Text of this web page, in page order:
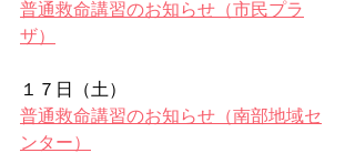
普通救命講習のお知らせ（市民プラ
ザ）
１７日（土）
普通救命講習のお知らせ（南部地域セ
ンター）